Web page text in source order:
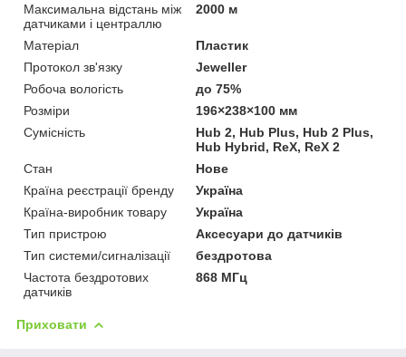
Максимальна відстань між
датчиками і централлю
2000 м
Матеріал
Пластик
Протокол зв'язку
Jeweller
Робоча вологість
до 75%
Розміри
196×238×100 мм
Сумісність
Hub 2, Hub Plus, Hub 2 Plus,
Hub Hybrid, ReX, ReX 2
Стан
Нове
Країна реєстрації бренду
Україна
Країна-виробник товару
Україна
Тип пристрою
Аксесуари до датчиків
Тип системи/сигналізації
бездротова
Частота бездротових
датчиків
868 МГц
Приховати